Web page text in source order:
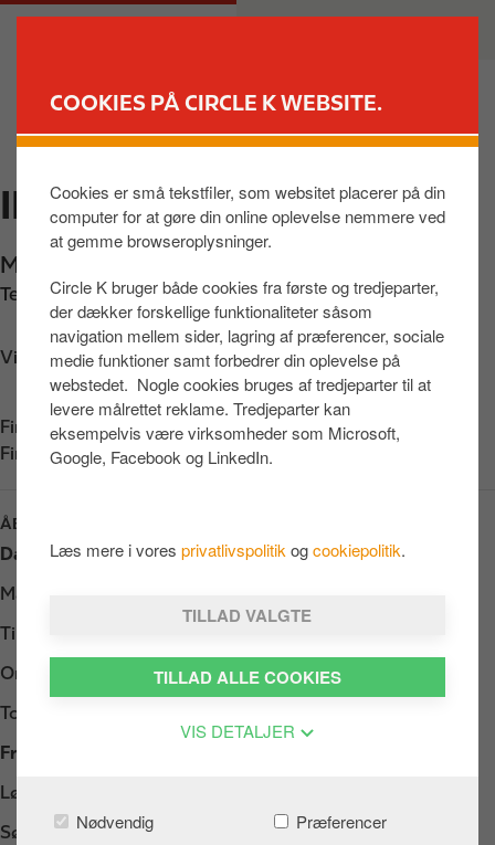
COOKIES PÅ CIRCLE K WEBSITE.
Cookies er små tekstfiler, som websitet placerer på din
computer for at gøre din online oplevelse nemmere ved
at gemme browseroplysninger.
Circle K bruger både cookies fra første og tredjeparter,
der dækker forskellige funktionaliteter såsom
navigation mellem sider, lagring af præferencer, sociale
medie funktioner samt forbedrer din oplevelse på
webstedet. Nogle cookies bruges af tredjeparter til at
levere målrettet reklame. Tredjeparter kan
eksempelvis være virksomheder som Microsoft,
Google, Facebook og LinkedIn.
Læs mere i vores privatlivspolitik ogcookiepolitik.
TILLAD VALGTE
TILLAD ALLE COOKIES
VIS DETALJER
Nødvendig
Præferencer
v
e
d
i
n
h
d
M
a
INGO MEJLBY
Mejlbyvej 701
Telefon: +4580208088
Vis vej
Find os på:App Store
Find os på:Google Play
ÅBNINGSTIDER
Dag
Opening hours
Mandag
Tirsdag
Onsdag
Døgnåbent
Torsdag
Fredag
Lørdag
Søndag
Døgnåbent